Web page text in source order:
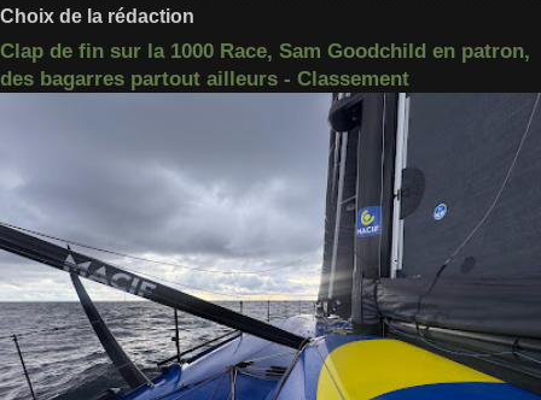
Choix de la rédaction
Clap de fin sur la 1000 Race, Sam Goodchild en patron,
des bagarres partout ailleurs - Classement